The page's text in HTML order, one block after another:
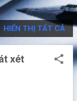
HIỂN THỊ TẤT CẢ
xét